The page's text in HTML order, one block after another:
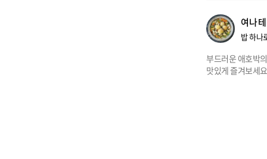
여나
밥 하나
부드러운 애호박
맛있게 즐겨보세